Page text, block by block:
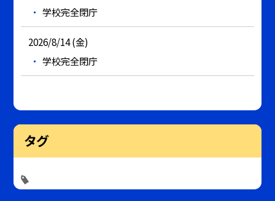
学校完全閉庁
2026/8/14 (金)
学校完全閉庁
タグ